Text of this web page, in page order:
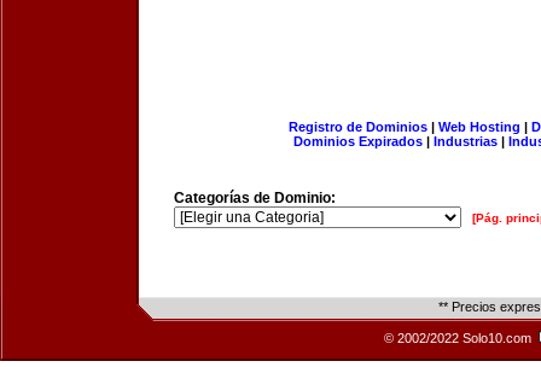
Registro de Dominios| Web Hosting |
Dominios Expirados | Industrias |
Categorías de Dominio:
[Pág.
** Precios
© 2002/2022 Solo10.com